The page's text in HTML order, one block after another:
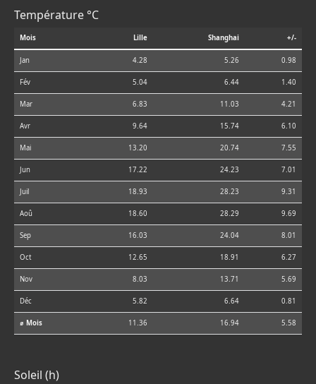
Température °C
Mois Lille Shanghai +/-
Jan 4.28 5.26 0.98
Fév 5.04 6.44 1.40
Mar 6.83 11.03 4.21
Avr 9.64 15.74 6.10
Mai 13.20 20.74 7.55
Jun 17.22 24.23 7.01
Juil 18.93 28.23 9.31
Aoû 18.60 28.29 9.69
Sep 16.03 24.04 8.01
Oct 12.65 18.91 6.27
Nov 8.03 13.71 5.69
Déc 5.82 6.64 0.81
⌀ Mois 11.36 16.94 5.58
Soleil (h)